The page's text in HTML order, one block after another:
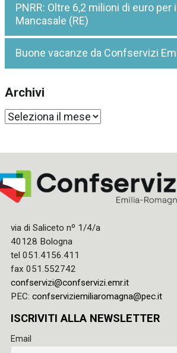
PNRR: Oltre 6,2 milioni di euro per
Mancasale (RE)
Buone vacanze da Confservizi
Archivi
Archivi
via di Saliceto nº 1/4/a
40128 Bologna
tel 051.4156.411
fax 051.552742
confservizi@confservizi.emr.it
PEC: confserviziemiliaromagna@pec.it
ISCRIVITI ALLA NEWSLETTER
Email